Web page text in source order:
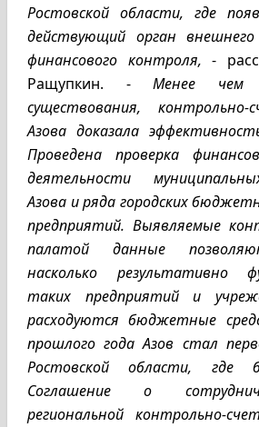
Ростовской области, где
действующий орган внешнего
финансового контроля, -
Ращупкин. - Менее
существования,
Азова доказала
Проведена проверка
деятельности
Азова и ряда городских
предприятий. Выявляемые
палатой данные
насколько результативно
таких предприятий и
расходуются бюджетные
прошлого года Азов стал
Ростовской области, где
Соглашение о
региональной контрольно-